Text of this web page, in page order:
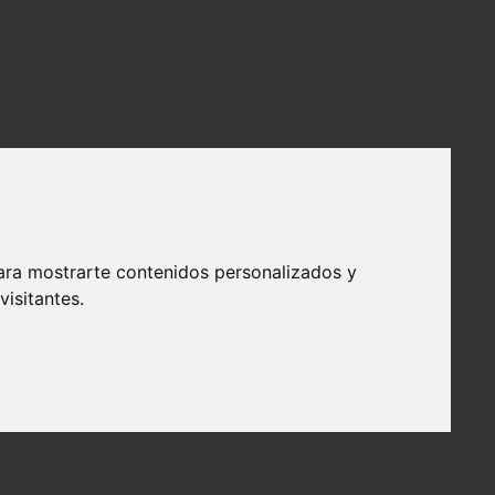
mostrarte contenidos personalizados y